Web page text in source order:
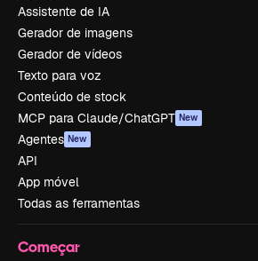
Assistente de IA
Gerador de imagens
Gerador de vídeos
Texto para voz
Conteúdo de stock
MCP para Claude/ChatGPT New
Agentes New
API
App móvel
Todas as ferramentas
Começar